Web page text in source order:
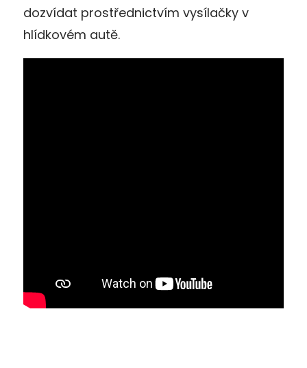
dozvídat prostřednictvím vysílačky v
hlídkovém autě.